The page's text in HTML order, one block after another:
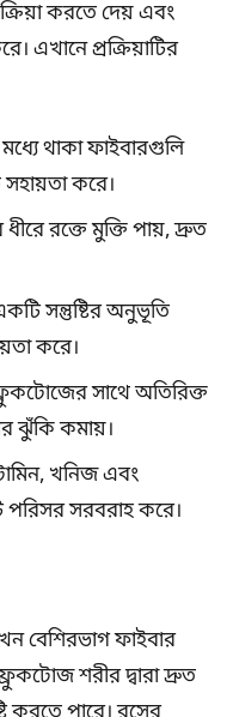
করতে দেয় এবং
এখানে প্রক্রিয়াটির
থাকা ফাইবারগুলি
করে।
রক্তে মুক্তি পায়, দ্রুত
সন্তুষ্টির অনুভূতি
করে।
সাথে অতিরিক্ত
ঝুঁকি কমায়।
খনিজ এবং
পরিসর সরবরাহ করে।
বেশিরভাগ ফাইবার
শরীর দ্বারা দ্রুত